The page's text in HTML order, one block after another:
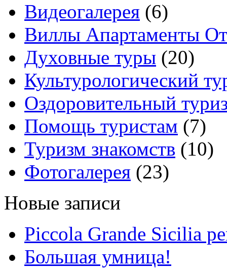
Видеогалерея (6)
Виллы Апартаменты
Духовные туры (20)
Культурологический
Оздоровительный
Помощь туристам (7)
Туризм знакомств (10)
Фотогалерея (23)
Новые записи
Piccola Grande Sicilia
Большая умница!